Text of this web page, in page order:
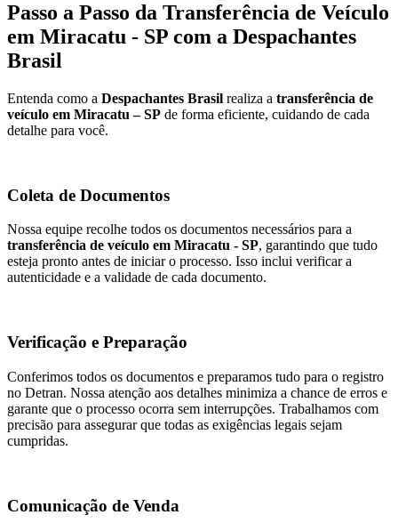
Passo a Passo da Transferência de Veículo
em Miracatu - SP com a Despachantes
Brasil
Entenda como a Despachantes Brasil realiza a transferência de
veículo em Miracatu – SP de forma eficiente, cuidando de cada
detalhe para você.
Coleta de Documentos
Nossa equipe recolhe todos os documentos necessários para a
transferência de veículo em Miracatu - SP, garantindo que tudo
esteja pronto antes de iniciar o processo. Isso inclui verificar a
autenticidade e a validade de cada documento.
Verificação e Preparação
Conferimos todos os documentos e preparamos tudo para o registro
no Detran. Nossa atenção aos detalhes minimiza a chance de erros e
garante que o processo ocorra sem interrupções. Trabalhamos com
precisão para assegurar que todas as exigências legais sejam
cumpridas.
Comunicação de Venda